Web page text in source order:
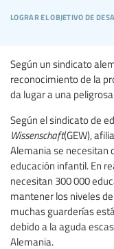
lograr el objetivo de
Según un sindicato
reconocimiento de la
da lugar a una
Según el sindicato de
Wissenschaft(GEW),
Alemania se necesitan
educación infantil. En
necesitan 300 000
mantener los niveles
muchas guarderías
debido a la aguda
Alemania.